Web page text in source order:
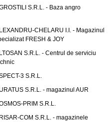
S.R.L. - Baza angro
CHELARU I.I. - Magazinul
FRESH & JOY
S.R.L. - Centrul de serviciu
3 S.R.L.
S.R.L. - magazinul AUR
PRIM S.R.L.
COM S.R.L. - magazinele